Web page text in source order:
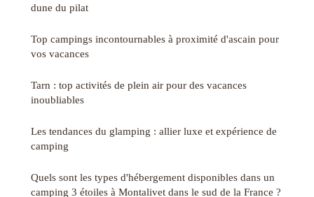
dune du pilat
Top campings incontournables à proximité d'ascain pour
vos vacances
Tarn : top activités de plein air pour des vacances
inoubliables
Les tendances du glamping : allier luxe et expérience de
camping
Quels sont les types d'hébergement disponibles dans un
camping 3 étoiles à Montalivet dans le sud de la France ?